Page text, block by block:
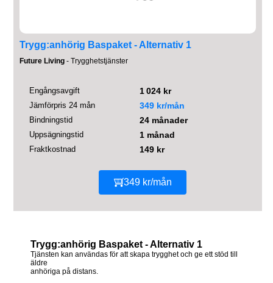
Trygg:anhörig Baspaket - Alternativ 1
Future Living - Trygghetstjänster
Engångsavgift 1 024 kr
Jämförpris 24 mån 349 kr/mån
Bindningstid 24 månader
Uppsägningstid 1 månad
Fraktkostnad 149 kr
349 kr/mån
Trygg:anhörig Baspaket - Alternativ 1
Tjänsten kan användas för att skapa trygghet och ge ett stöd till
äldre
anhöriga på distans.